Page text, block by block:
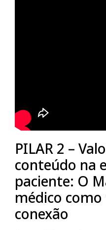
PILAR 2 –
conteúdo na
paciente: O
médico
conexão